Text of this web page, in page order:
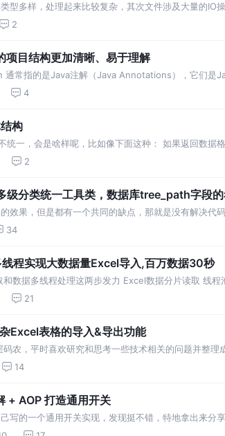
型多样，处理起来比较复杂，其次文件涉及大量的IO
2
目结构更加清晰、易于理解
常指的是Java注解（Java Annotations），它们是
4
构
一，会是啥样呢，比如像下面这种： 如果返回数据
的响应体结构。 通常
2
级分类统一工具类，数据库tree_path字段
效果，但是都有一个共同的缺点，那就是没有解决代
的解决方案
34
程实现大数据量Excel导入,百万数据30秒
数据多线程处理这两步发力 Excel数据分片读取 线
21
Excel表格的导入&导出功能
农，平时喜欢研究和思考一些技术相关的问题并整理
，经常有导出当前表格数
14
+ AOP 打造通用开关
写的一个通用开关实现，发现挺不错，特地拿出来分
炼出来加上了更多注释说明，希望xdm喜欢。